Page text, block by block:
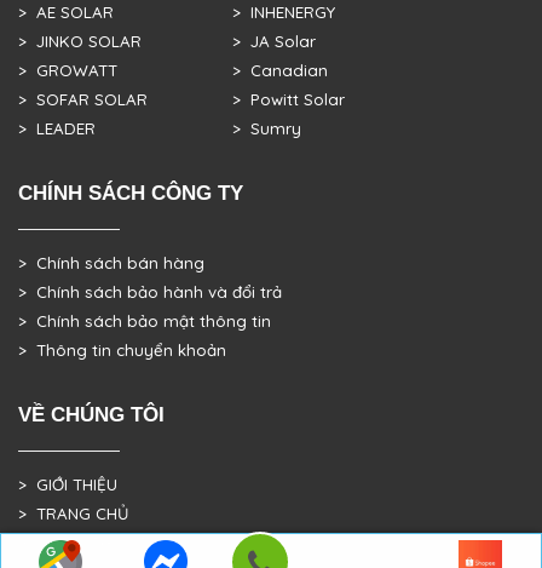
> AE SOLAR
> JINKO SOLAR
> GROWATT
> SOFAR SOLAR
> LEADER
> INHENERGY
> JA Solar
> Canadian
> Powitt Solar
> Sumry
CHÍNH SÁCH CÔNG TY
> Chính sách bán hàng
> Chính sách bảo hành và đổi trả
> Chính sách bảo mật thông tin
> Thông tin chuyển khoản
VỀ CHÚNG TÔI
> GIỚI THIỆU
> TRANG CHỦ
> DỰ ÁN THỰC TẾ